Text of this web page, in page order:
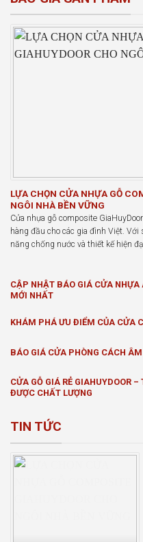
LỰA CHỌN CỬA NHỰA GỖ
NGÔI NHÀ BỀN VỮNG
Cửa nhựa gỗ composite
hàng đầu cho các gia đình Việt.
năng chống nước và thiết kế hiện
CẬP NHẬT BÁO GIÁ CỬA NHỰA
MỚI NHẤT
KHÁM PHÁ ƯU ĐIỂM CỦA CỬA
BÁO GIÁ CỬA PHÒNG CÁCH
CỬA GỖ GIÁ RẺ GIAHUYDOOR
ĐƯỢC CHẤT LƯỢNG
TIN TỨC